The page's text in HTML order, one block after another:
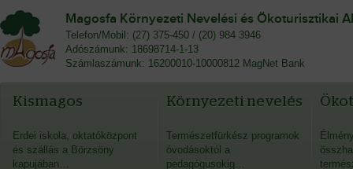
Magosfa Környezeti Nevelési és Ökoturisztikai
Telefon/Mobil: (27) 375-450 / (20) 984 3946
Adószámunk: 18698714-1-13
Számlaszámunk: 16200010-10000812 MagNet Bank
Kismagos
Erdei iskola, oktatóközpont
és szállás a Börzsöny
kapujában…
Környezeti nevelés
Természetfürkész programok
óvodásoktól a
pedagógusokig…